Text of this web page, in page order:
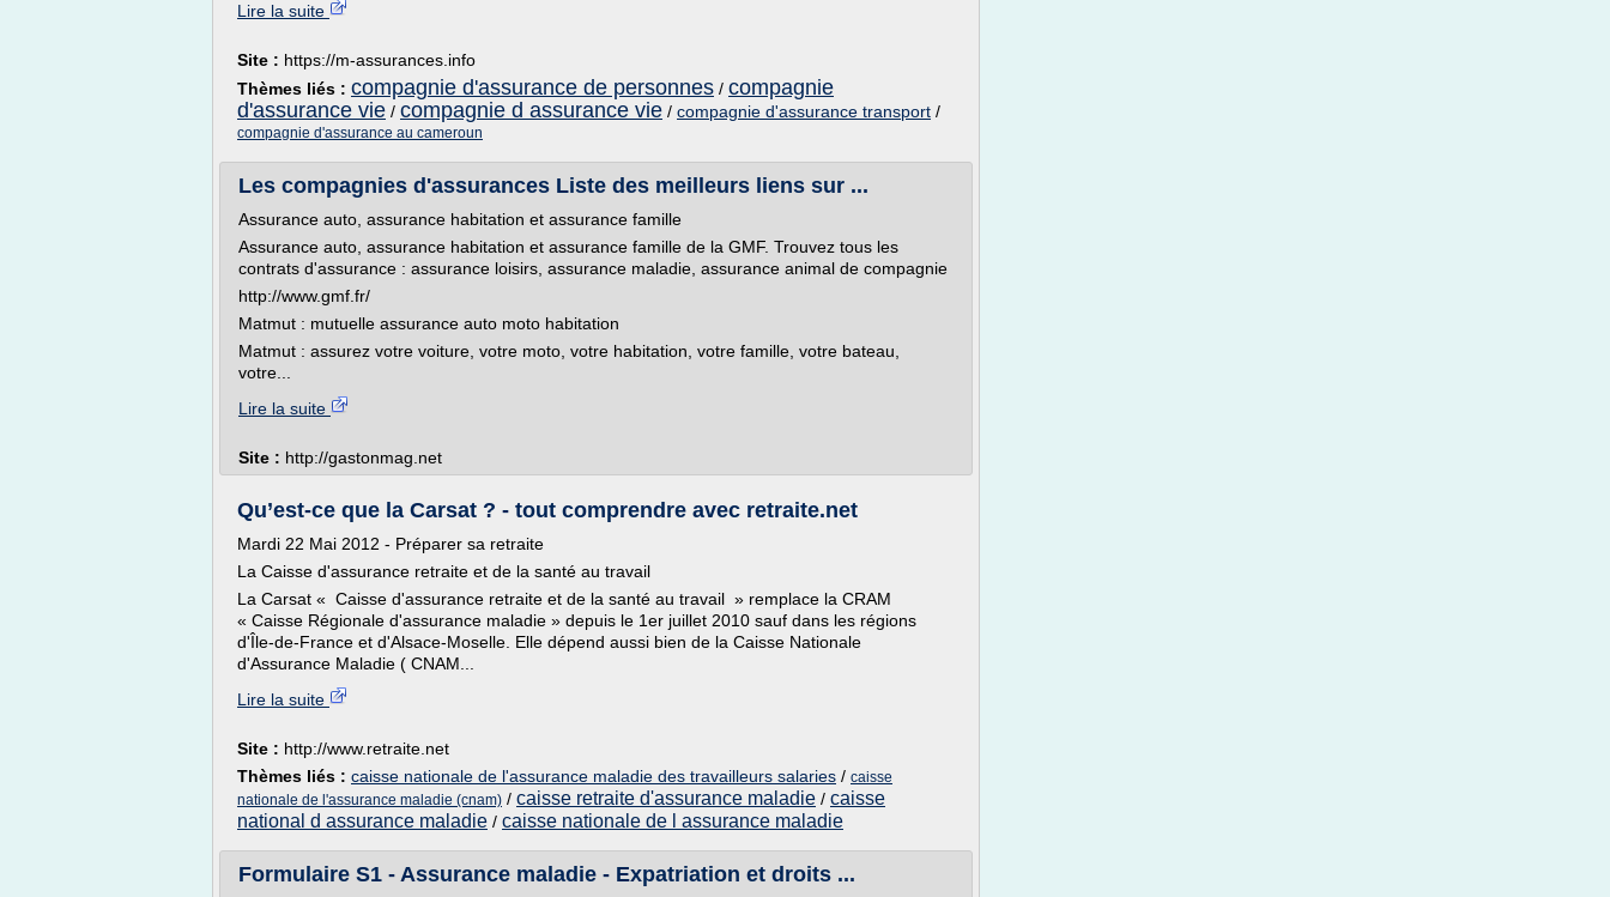
Lire la suite
Site : https://m-assurances.info
Thèmes liés : compagnie d'assurance de personnes / compagnie
d'assurance vie / compagnie d assurance vie / compagnie d'assurance transport /
compagnie d'assurance au cameroun
Les compagnies d'assurances Liste des meilleurs liens sur ...
Assurance auto, assurance habitation et assurance famille
Assurance auto, assurance habitation et assurance famille de la GMF. Trouvez tous les
contrats d'assurance : assurance loisirs, assurance maladie, assurance animal de compagnie
http://www.gmf.fr/
Matmut : mutuelle assurance auto moto habitation
Matmut : assurez votre voiture, votre moto, votre habitation, votre famille, votre bateau,
votre...
Lire la suite
Site : http://gastonmag.net
Qu’est-ce que la Carsat ? - tout comprendre avec retraite.net
Mardi 22 Mai 2012 - Préparer sa retraite
La Caisse d'assurance retraite et de la santé au travail
La Carsat « Caisse d'assurance retraite et de la santé au travail » remplace la CRAM
« Caisse Régionale d'assurance maladie » depuis le 1er juillet 2010 sauf dans les régions
d'Île-de-France et d'Alsace-Moselle. Elle dépend aussi bien de la Caisse Nationale
d'Assurance Maladie ( CNAM...
Lire la suite
Site : http://www.retraite.net
Thèmes liés : caisse nationale de l'assurance maladie des travailleurs salaries / caisse
nationale de l'assurance maladie (cnam) / caisse retraite d'assurance maladie / caisse
national d assurance maladie / caisse nationale de l assurance maladie
Formulaire S1 - Assurance maladie - Expatriation et droits ...